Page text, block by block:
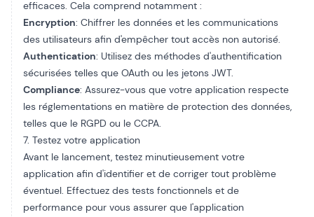
efficaces. Cela comprend notamment :
Encryption: Chiffrer les données et les communications
des utilisateurs afin d'empêcher tout accès non autorisé.
Authentication: Utilisez des méthodes d'authentification
sécurisées telles que OAuth ou les jetons JWT.
Compliance: Assurez-vous que votre application respecte
les réglementations en matière de protection des données,
telles que le RGPD ou le CCPA.
7. Testez votre application
Avant le lancement, testez minutieusement votre
application afin d'identifier et de corriger tout problème
éventuel. Effectuez des tests fonctionnels et de
performance pour vous assurer que l'application